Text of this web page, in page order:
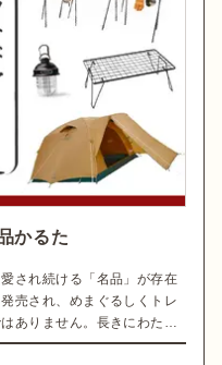
かるた
され続ける「名品」が存在
売され、めまぐるしくトレ
ありません。長きにわたっ
高の名品を、いろは順に紹